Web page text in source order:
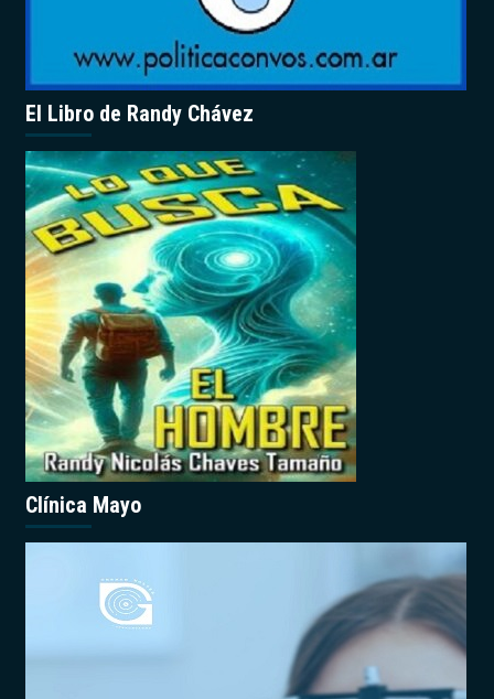
El Libro de Randy Chávez
Clínica Mayo